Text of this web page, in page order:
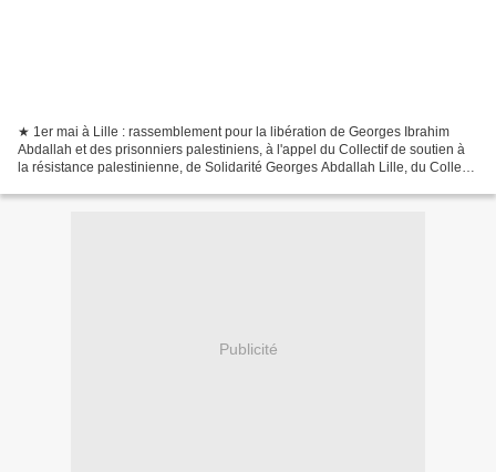
★ 1er mai à Lille : rassemblement pour la libération de Georges Ibrahim
Abdallah et des prisonniers palestiniens, à l'appel du Collectif de soutien à
la résistance palestinienne, de Solidarité Georges Abdallah Lille, du Collectif
Publicité